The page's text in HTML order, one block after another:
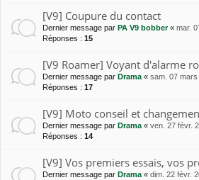
[V9] Coupure du contact
Dernier message par PA V9 bobber« mar.
Réponses : 15
[V9 Roamer] Voyant d'alarme
Dernier message par Drama « sam. 07
Réponses : 17
[V9] Moto conseil et
Dernier message par Drama « ven. 27 févr.
Réponses : 14
[V9] Vos premiers essais, vos
Dernier message par Drama« dim. 22 févr.